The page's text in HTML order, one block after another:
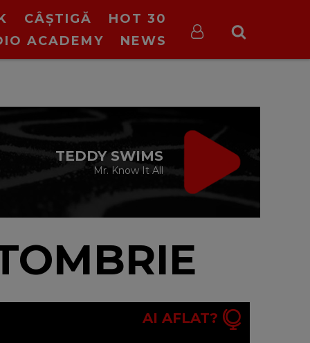
CÂȘTIGĂ
HOT 30
ACADEMY NEWS
TIC TALK
cu Oana Tache
AI AFLAT?